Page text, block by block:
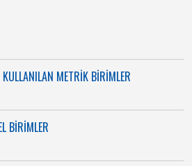
METRİK BİRİMLER
BİRİMLER